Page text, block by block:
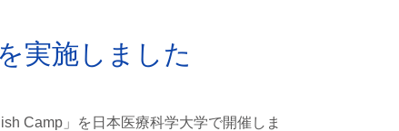
実施しました
Camp」を日本医療科学大学で開催しま